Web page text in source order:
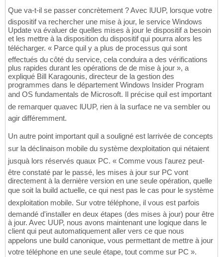
Que va-t-il se passer concrètement ? Avec lUUP, lorsque votre
dispositif va rechercher une mise à jour, le service Windows
Update va évaluer de quelles mises à jour le dispositif a besoin
et les mettre à la disposition du dispositif qui pourra alors les
télécharger. « Parce quil y a plus de processus qui sont
effectués du côté du service, cela conduira a des vérifications
plus rapides durant les opérations de de mise à jour », a
expliqué Bill Karagounis, directeur de la gestion des
programmes dans le département Windows Insider Program
and OS fundamentals de Microsoft. Il précise quil est important
de remarquer quavec lUUP, rien à la surface ne va sembler ou
agir différemment.
Un autre point important quil a souligné est larrivée de concepts
sur la déclinaison mobile du système dexploitation qui nétaient
jusquà lors réservés quaux PC. « Comme vous l'aurez peut-
être constaté par le passé, les mises à jour sur PC vont
directement à la dernière version en une seule opération, quelle
que soit la build actuelle, ce qui nest pas le cas pour le système
dexploitation mobile. Sur votre téléphone, il vous est parfois
demandé d'installer en deux étapes (des mises à jour) pour être
à jour. Avec UUP, nous avons maintenant une logique dans le
client qui peut automatiquement aller vers ce que nous
appelons une build canonique, vous permettant de mettre à jour
votre téléphone en une seule étape, tout comme sur PC ».